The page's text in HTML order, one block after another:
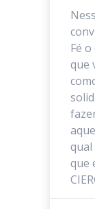
Fé
que
qual
que